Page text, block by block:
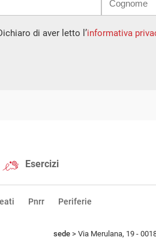
di aver letto l’informativa
Esercizi
Pnrr Periferie
sede > Via Merulana, 19 -